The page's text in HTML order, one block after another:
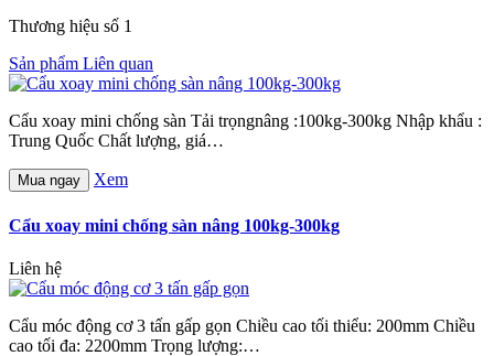
Thương hiệu số 1
Sản phẩm Liên quan
Cẩu xoay mini chống sàn Tải trọngnâng :100kg-300kg Nhập khẩu :
Trung Quốc Chất lượng, giá…
Mua ngay Xem
Cẩu xoay mini chống sàn nâng 100kg-300kg
Liên hệ
Cẩu móc động cơ 3 tấn gấp gọn Chiều cao tối thiểu: 200mm Chiều
cao tối đa: 2200mm Trọng lượng:…